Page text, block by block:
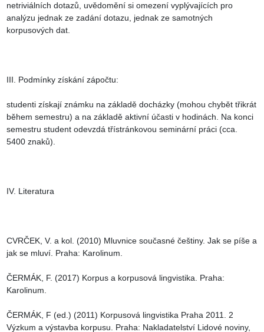
netriviálních dotazů, uvědomění si omezení vyplývajících pro
analýzu jednak ze zadání dotazu, jednak ze samotných
korpusových dat.
III. Podmínky získání zápočtu:
studenti získají známku na základě docházky (mohou chybět třikrát
během semestru) a na základě aktivní účasti v hodinách. Na konci
semestru student odevzdá třístránkovou seminární práci (cca.
5400 znaků).
IV. Literatura
CVRČEK, V. a kol. (2010) Mluvnice současné češtiny. Jak se píše a
jak se mluví. Praha: Karolinum.
ČERMÁK, F. (2017) Korpus a korpusová lingvistika. Praha:
Karolinum.
ČERMÁK, F (ed.) (2011) Korpusová lingvistika Praha 2011. 2
Výzkum a výstavba korpusu. Praha: Nakladatelství Lidové noviny,